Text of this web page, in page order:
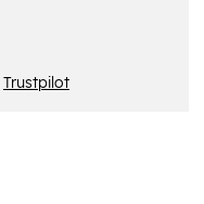
Trustpilot